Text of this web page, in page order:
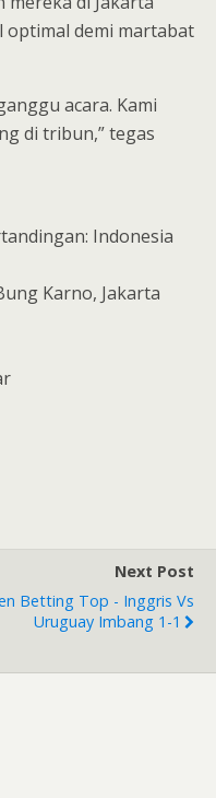
optimal demi martabat
acara. Kami
di tribun,” tegas
Indonesia
Karno, Jakarta
Next Post
Betting Top - Inggris Vs
Uruguay Imbang 1-1